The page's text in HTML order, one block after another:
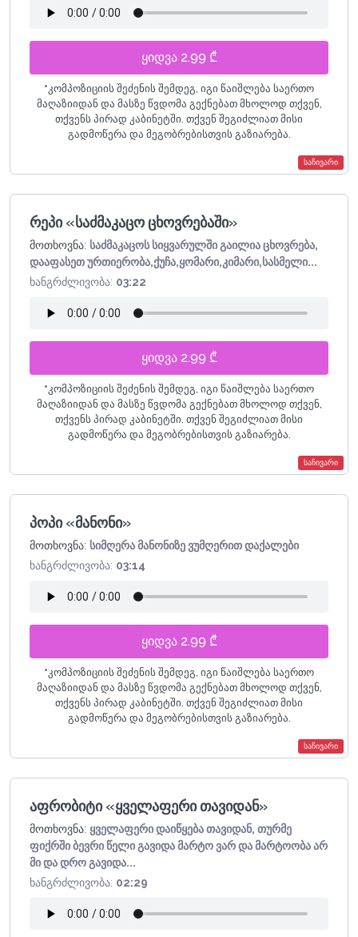
საჩივარი
ყიდვა 2.99 ₾
*კომპოზიციის შეძენის შემდეგ, იგი წაიშლება საერთო
მაღაზიიდან და მასზე წვდომა გექნებათ მხოლოდ თქვენ,
თქვენს პირად კაბინეტში. თქვენ შეგიძლიათ მისი
გადმოწერა და მეგობრებისთვის გაზიარება.
საჩივარი
რეპი «საძმაკაცო ცხოვრებაში»
მოთხოვნა: საძმაკაცოს სიყვარულში გაილია ცხოვრება,
დააფასეთ ურთიერობა,ქუჩა,ყომარი,კიმარი,სასმელი...
ხანგრძლივობა: 03:22
ყიდვა 2.99 ₾
*კომპოზიციის შეძენის შემდეგ, იგი წაიშლება საერთო
მაღაზიიდან და მასზე წვდომა გექნებათ მხოლოდ თქვენ,
თქვენს პირად კაბინეტში. თქვენ შეგიძლიათ მისი
გადმოწერა და მეგობრებისთვის გაზიარება.
საჩივარი
პოპი «მანონი»
მოთხოვნა: სიმღერა მანონიზე ვუმღერით დაქალები
ხანგრძლივობა: 03:14
ყიდვა 2.99 ₾
*კომპოზიციის შეძენის შემდეგ, იგი წაიშლება საერთო
მაღაზიიდან და მასზე წვდომა გექნებათ მხოლოდ თქვენ,
თქვენს პირად კაბინეტში. თქვენ შეგიძლიათ მისი
გადმოწერა და მეგობრებისთვის გაზიარება.
აფრობიტი «ყველაფერი თავიდან»
მოთხოვნა: ყველაფერი დაიწყება თავიდან, თურმე
ფიქრში ბევრი წელი გავიდა მარტო ვარ და მარტოობა არ
მი და დრო გავიდა...
ხანგრძლივობა: 02:29